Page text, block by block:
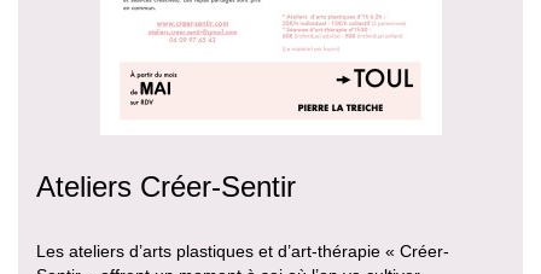
Ateliers Créer-Sentir
Les ateliers d’arts plastiques et d’art-thérapie « Créer-